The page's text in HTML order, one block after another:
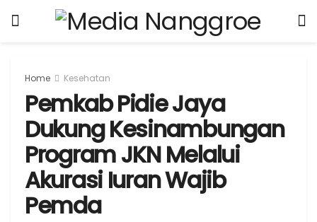
Home Kesehatan
Pemkab Pidie Jaya
Dukung Kesinambungan
Program JKN Melalui
Akurasi Iuran Wajib
Pemda